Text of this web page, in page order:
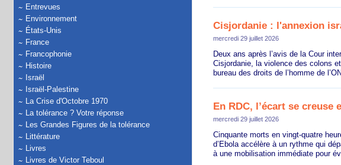
Entrevues
Environnement
États-Unis
France
Francophonie
Histoire
Israël
Israël-Palestine
La Crise d'Octobre 1970
La tolérance ? Votre réponse
Les Grandes Figures de la tolérance
Littérature
Livres
Livres de Victor Teboul
Cisjordanie : l'annexion
mercredi 29 juillet 2026
Deux ans après l’avis de la Cour
Cisjordanie, la violence des colons
bureau des droits de l’homme de
En RDC, l’écart se creuse
mercredi 29 juillet 2026
Cinquante morts en vingt-quatre
d’Ebola accélère à un rythme qui
à une mobilisation immédiate pour